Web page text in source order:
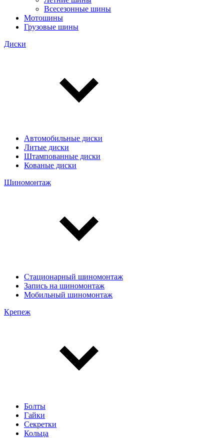
Всесезонные шины
Мотошины
Грузовые шины
Диски
Автомобильные диски
Литые диски
Штампованные диски
Кованые диски
Шиномонтаж
Стационарный шиномонтаж
Запись на шиномонтаж
Мобильный шиномонтаж
Крепеж
Болты
Гайки
Секретки
Кольца